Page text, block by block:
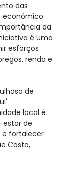
das
econômico
da
é uma
esforços
renda e
de
local é
de
e fortalecer
Costa,